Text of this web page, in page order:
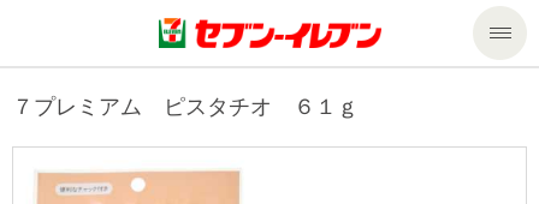
商品のご案内
商品のご案内トップ
セール・キャンペーン
７プレミアム ピスタチオ ６１ｇ